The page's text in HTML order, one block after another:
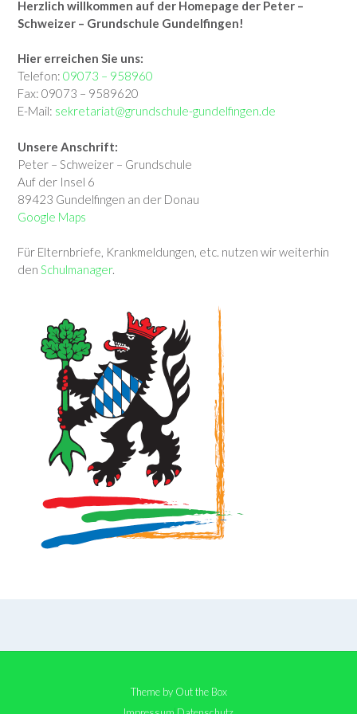
Herzlich willkommen auf der Homepage der Peter –
Schweizer – Grundschule Gundelfingen!
Hier erreichen Sie uns:
Telefon: 09073 – 958960
Fax: 09073 – 9589620
E-Mail: sekretariat@grundschule-gundelfingen.de
Unsere Anschrift:
Peter – Schweizer – Grundschule
Auf der Insel 6
89423 Gundelfingen an der Donau
Google Maps
Für Elternbriefe, Krankmeldungen, etc. nutzen wir weiterhin
den Schulmanager.
Theme by Out the Box